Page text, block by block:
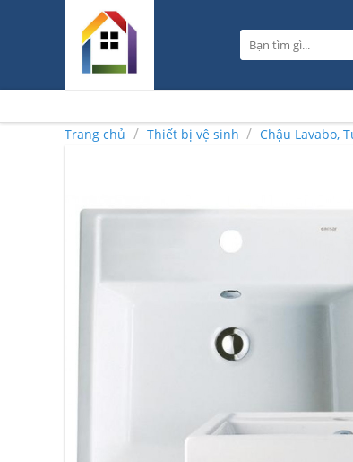
Tìm
kiếm:
Trang chủ / Thiết bị vệ sinh / Chậu Lavabo,